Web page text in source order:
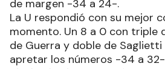
de margen -34 a 24-.
La U respondió con su mejor
momento. Un 8 a 0 con triple
de Guerra y doble de Saglietti
apretar los números -34 a